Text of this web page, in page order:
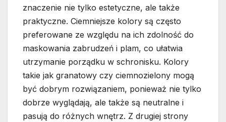
znaczenie nie tylko estetyczne, ale także
praktyczne. Ciemniejsze kolory są często
preferowane ze względu na ich zdolność do
maskowania zabrudzeń i plam, co ułatwia
utrzymanie porządku w schronisku. Kolory
takie jak granatowy czy ciemnozielony mogą
być dobrym rozwiązaniem, ponieważ nie tylko
dobrze wyglądają, ale także są neutralne i
pasują do różnych wnętrz. Z drugiej strony